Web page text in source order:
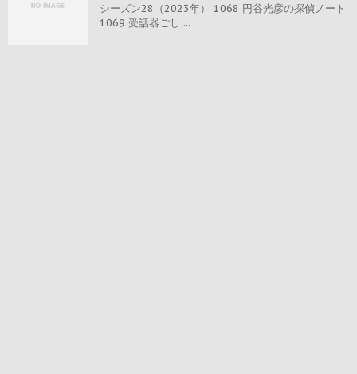
シーズン28（2023年） 1068 円谷光彦の探偵ノート
1069 受話器ごし ...